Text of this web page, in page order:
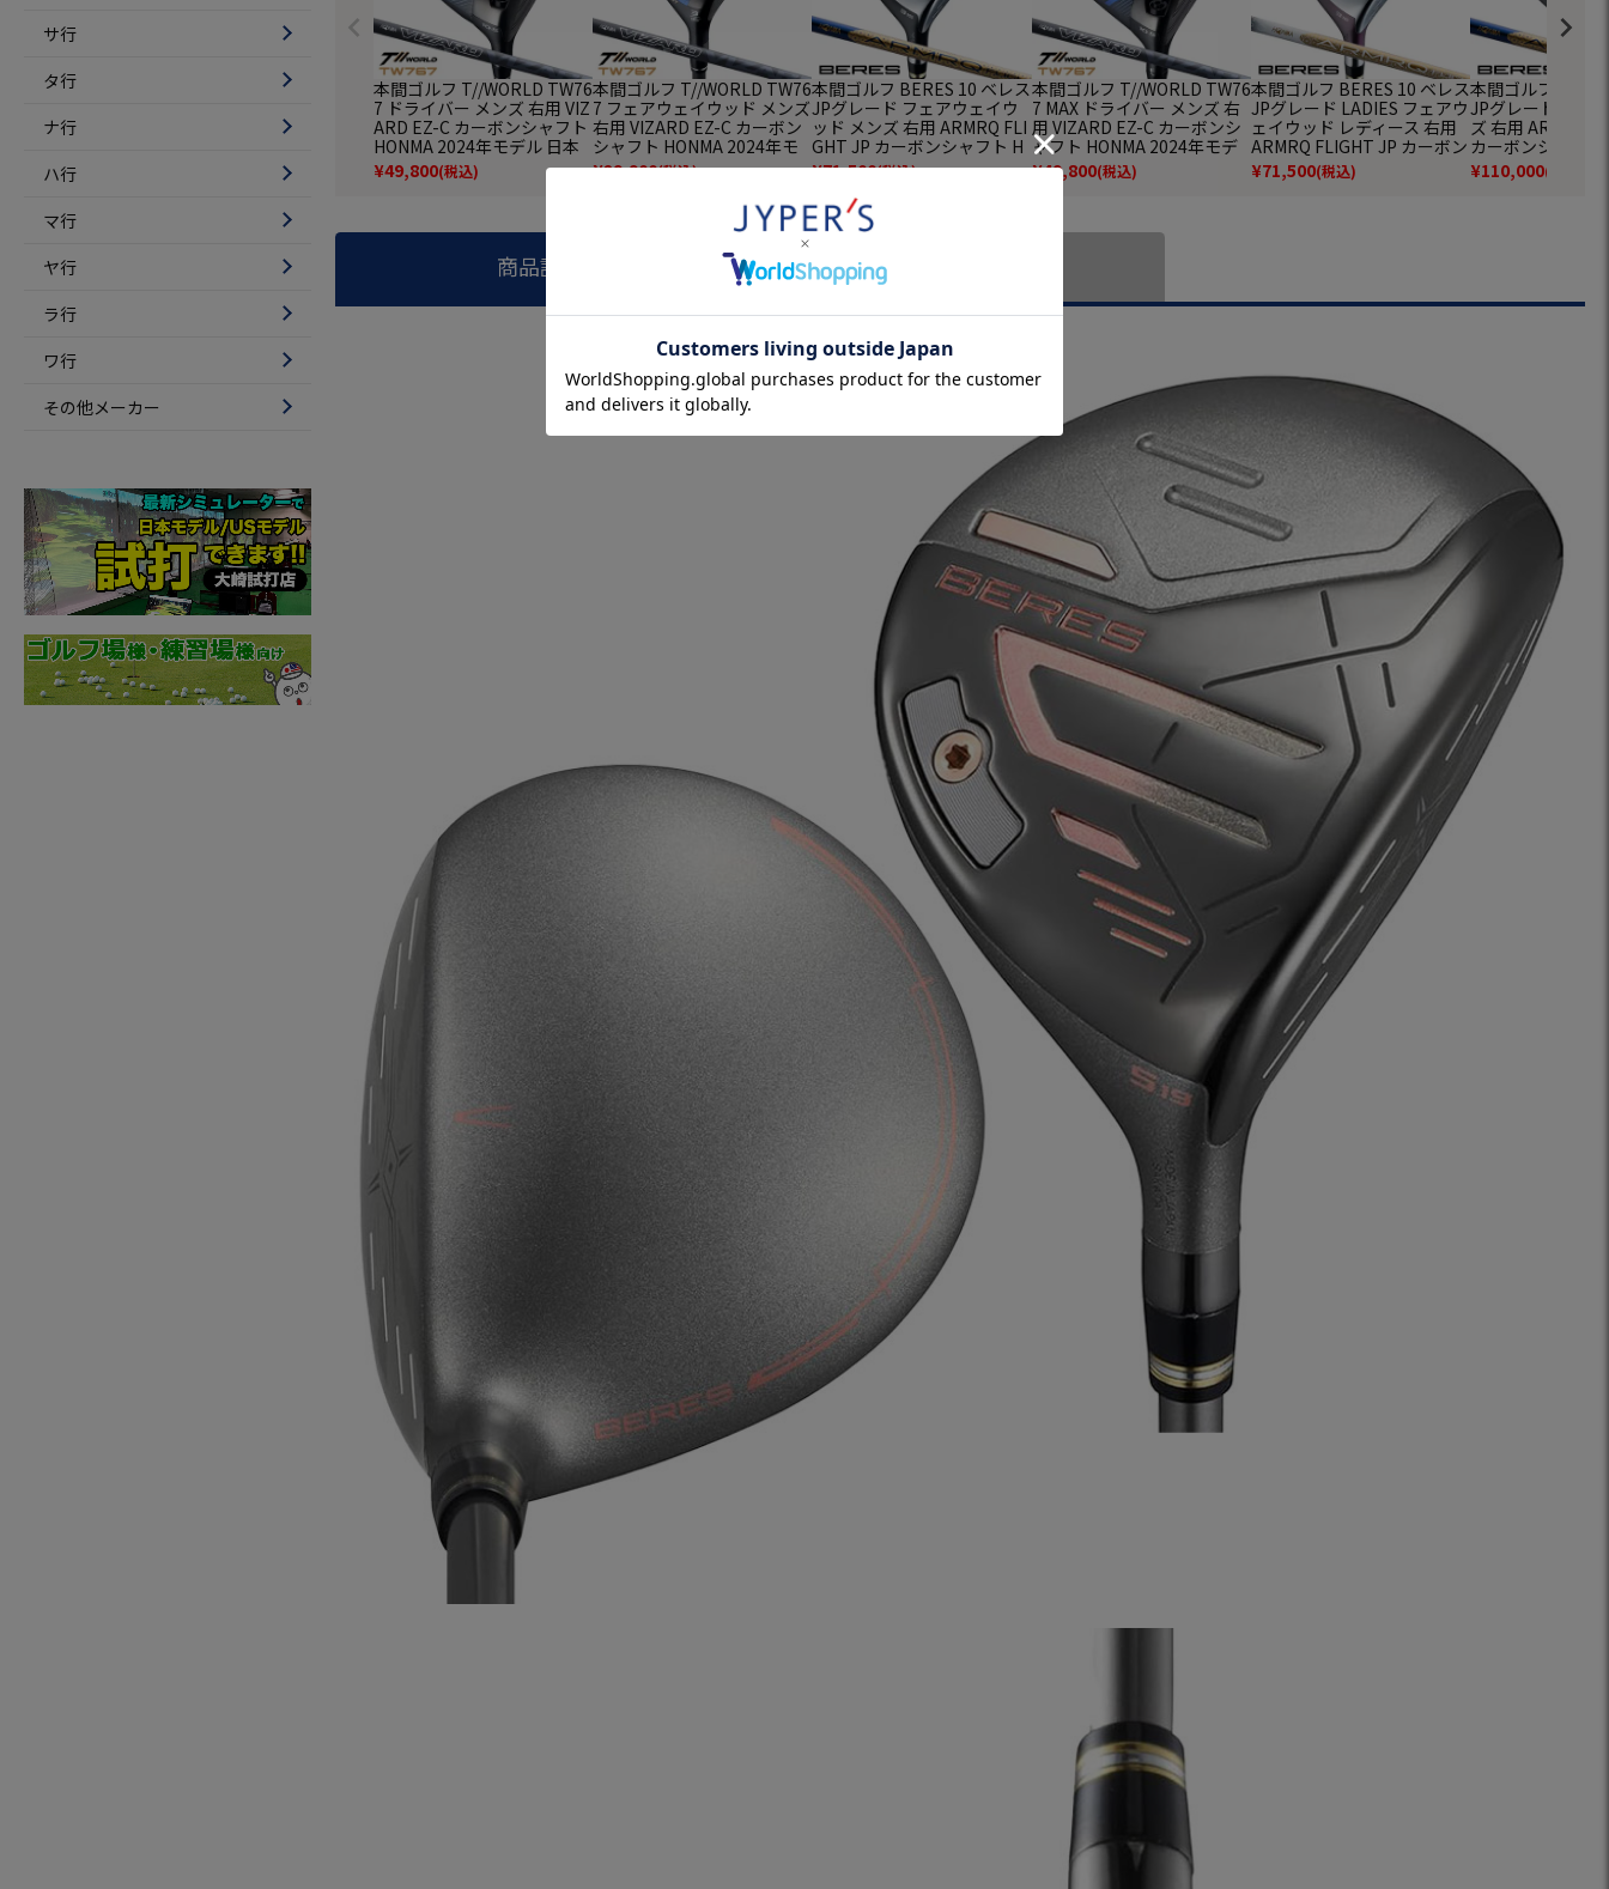
サ行
タ行
ナ行
ハ行
マ行
ヤ行
ラ行
ワ行
その他メーカー
本間ゴルフ T//WORLD TW76
7 ドライバー メンズ 右用 VIZ
ARD EZ-C カーボンシャフト
HONMA 2024年モデル 日本
正規品 ゴルフクラブ
¥49,800(税込)
本間ゴルフ T//WORLD TW76
7 フェアウェイウッド メンズ
右用 VIZARD EZ-C カーボン
シャフト HONMA 2024年モ
デル 日本正規品 ゴルフクラ
¥29,900(税込)
本間ゴルフ BERES 10 ベレス
JPグレード フェアウェイウ
ッド メンズ 右用 ARMRQ FLI
GHT JP カーボンシャフト H
ONMA 2026年モデル 日本正
¥71,500(税込)
本間ゴルフ T//WORLD TW76
7 MAX ドライバー メンズ 右
用 VIZARD EZ-C カーボンシ
ャフト HONMA 2024年モデ
ル 日本正規品 ゴルフクラブ
¥49,800(税込)
本間ゴルフ BERES 10 ベレス
JPグレード LADIES フェアウ
ェイウッド レディース 右用
ARMRQ FLIGHT JP カーボン
シャフト HONMA 2026年モ
デル 日本正規品 ゴルフクラ
¥71,500(税込)
本間ゴルフ
JPグレード ドラ
ズ 右用 ARMRQ
カーボンシャフト
026年モデル 日本
ルフクラブ
¥110,000(税込)
商品説明